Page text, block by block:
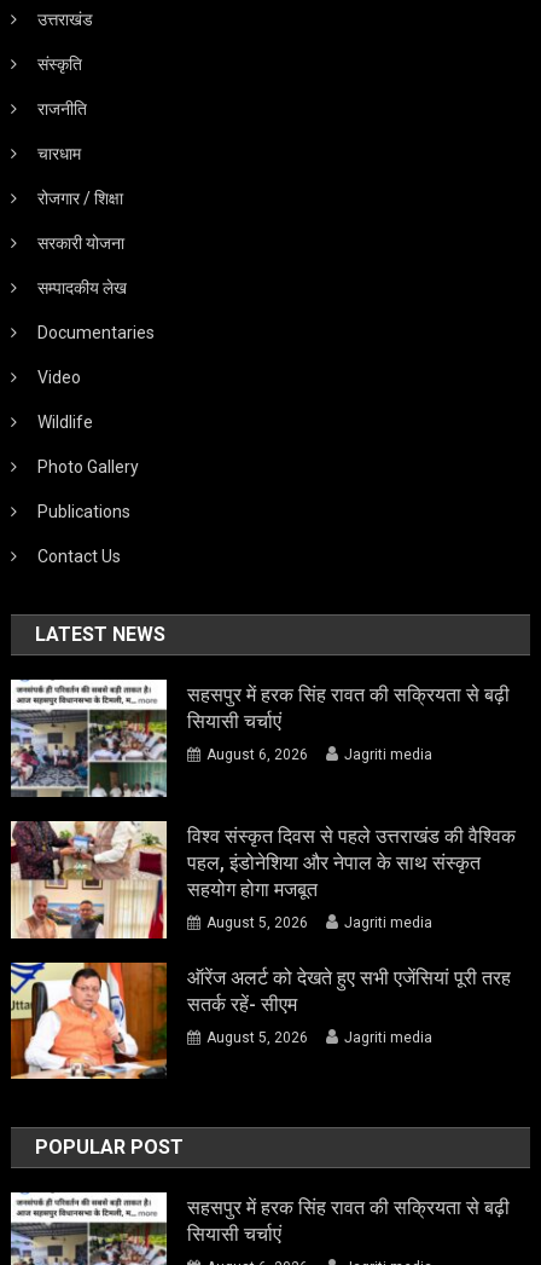
उत्तराखंड
संस्कृति
राजनीति
चारधाम
रोजगार / शिक्षा
सरकारी योजना
सम्पादकीय लेख
Documentaries
Video
Wildlife
Photo Gallery
Publications
Contact Us
LATEST NEWS
सहसपुर में हरक सिंह रावत की सक्रियता से बढ़ी
सियासी चर्चाएं
August 6, 2026 Jagriti media
विश्व संस्कृत दिवस से पहले उत्तराखंड की वैश्विक
पहल, इंडोनेशिया और नेपाल के साथ संस्कृत
सहयोग होगा मजबूत
August 5, 2026 Jagriti media
ऑरेंज अलर्ट को देखते हुए सभी एजेंसियां पूरी तरह
सतर्क रहें- सीएम
August 5, 2026 Jagriti media
POPULAR POST
सहसपुर में हरक सिंह रावत की सक्रियता से बढ़ी
सियासी चर्चाएं